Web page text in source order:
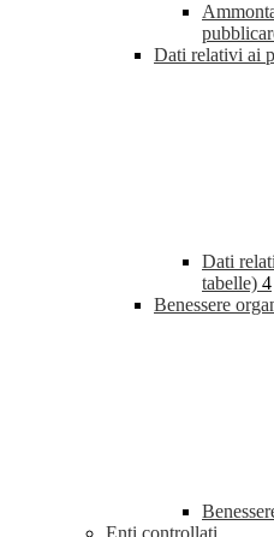
Dati relativi ai
Dati
tabelle) 4
Benessere